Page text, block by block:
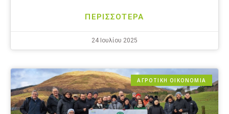
ΠΕΡΙΣΣΟΤΕΡΑ
24 Ιουλίου 2025
ΑΓΡΟΤΙΚΗ ΟΙΚΟΝΟΜΙΑ